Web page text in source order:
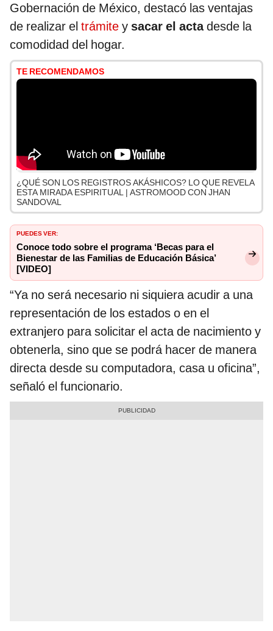
Gobernación de México, destacó las ventajas
de realizar el trámite y sacar el actadesde la
comodidad del hogar.
TE RECOMENDAMOS
¿QUÉ SON LOS REGISTROS AKÁSHICOS? LO QUE REVELA
ESTA MIRADA ESPIRITUAL | ASTROMOOD CON JHAN
SANDOVAL
PUEDES VER:
Conoce todo sobre el programa ‘Becas para el
Bienestar de las Familias de Educación Básica’
[VIDEO]
“Ya no será necesario ni siquiera acudir a una
representación de los estados o en el
extranjero para solicitar el acta de nacimiento y
obtenerla, sino que se podrá hacer de manera
directa desde su computadora, casa u oficina”,
señaló el funcionario.